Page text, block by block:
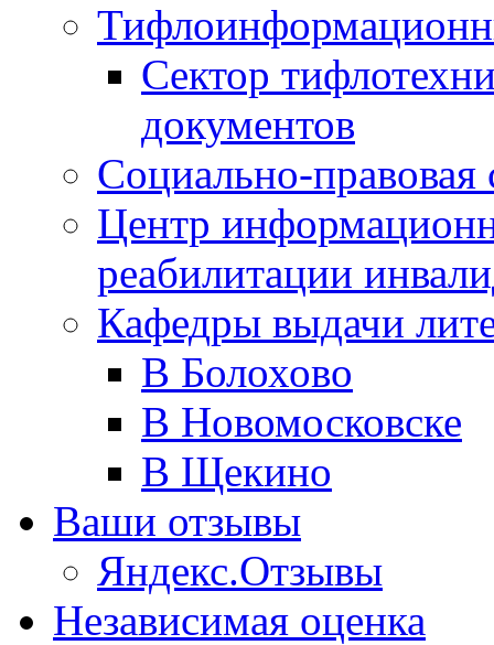
Сектор
документов
Социально-правовая
Центр
реабилитации
Кафедры выдачи
В Болохово
В Новомосковске
В Щекино
Ваши отзывы
Яндекс.Отзывы
Независимая оценка